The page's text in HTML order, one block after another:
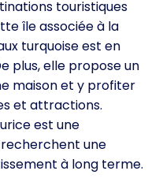
touristiques
île associée à la
turquoise est en
plus, elle propose un
maison et y profiter
et attractions.
est une
une
à long terme.